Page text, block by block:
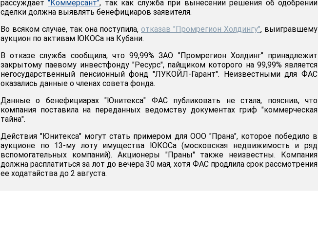
рассуждает"Коммерсант", так как служба при вынесении решения об одобрении
сделки должна выявлять бенефициаров заявителя.
Во всяком случае, так она поступила,отказав "Промрегион Холдингу", выигравшему
аукцион по активам ЮКОСа на Кубани.
В отказе служба сообщила, что 99,99% ЗАО "Промрегион Холдинг" принадлежит
закрытому паевому инвестфонду "Ресурс", пайщиком которого на 99,99% является
негосударственный пенсионный фонд "ЛУКОЙЛ-Гарант". Неизвестными для ФАС
оказались данные о членах совета фонда.
Данные о бенефициарах "Юнитекса" ФАС публиковать не стала, пояснив, что
компания поставила на переданных ведомству документах гриф "коммерческая
тайна".
Действия "Юнитекса" могут стать примером для ООО "Прана", которое победило в
аукционе по 13-му лоту имущества ЮКОСа (московская недвижимость и ряд
вспомогательных компаний). Акционеры "Праны" также неизвестны. Компания
должна расплатиться за лот до вечера 30 мая, хотя ФАС продлила срок рассмотрения
ее ходатайства до 2 августа.